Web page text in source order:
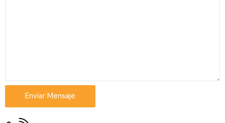
Enviar Mensaje